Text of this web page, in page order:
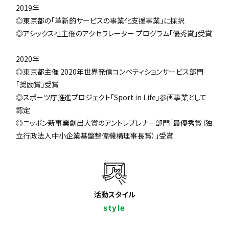
2019年
◎東京都の「革新的サービスの事業化支援事業」に採択
◎アシックス社主催のアクセラレーター プログラム「優秀賞」受賞
2020年
◎東京都主催 2020年世界発信コンペティションサービス部門
「奨励賞」受賞
◎スポーツ庁推進プロジェクト「Sport in Life」参画事業として
認定
◎ニッポン新事業創出大賞のアントレプレナー部門「最優秀賞（独
立行政法人中小企業基盤整備機構理事長賞）」受賞
活動スタイル
style